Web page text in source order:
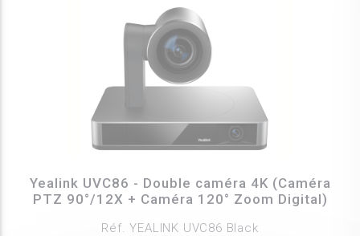
Yealink UVC86 - Double caméra 4K (Caméra
PTZ 90°/12X + Caméra 120° Zoom Digital)
Réf. YEALINK UVC86 Black